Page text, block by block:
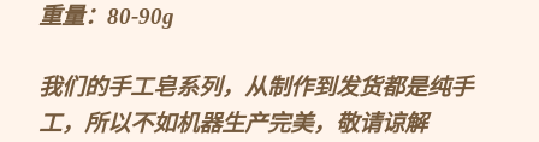
重量：80-90g
我们的手工皂系列，从制作到发货都是纯手
工，所以不如机器生产完美，敬请谅解